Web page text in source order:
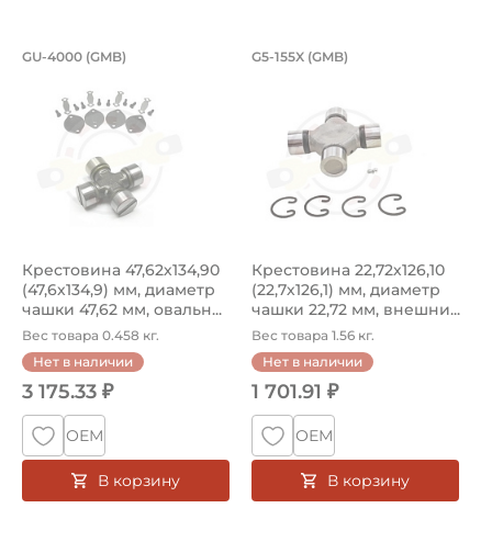
Крестовина 47,62х134,90
GU-4000 (GMB)
Крестовина 47,62х134,90
(47,6х134,9) мм, диаметр
чашки 47,62 мм, овальн...
Вес товара 0.458 кг.
Нет в наличии
3 175.33 ₽
ОЕМ
В корзину
Крестовина
G5-155X (GMB)
Крестовина 22,72х126,10
(22,7х126,1) мм, диаметр
чашки 22,72 мм, внешни...
Вес товара 1.56 кг.
Нет в наличии
1 701.91 ₽
ОЕМ
В корзину